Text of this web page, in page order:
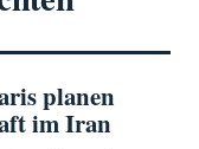
planen
im Iran